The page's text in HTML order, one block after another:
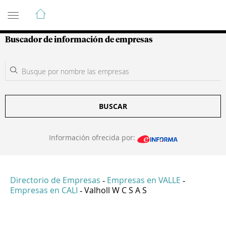
Guía de Empresas Colombianas
Buscador de información de empresas
BUSCAR
Información ofrecida por:
Directorio de Empresas - Empresas en VALLE -
Empresas en CALI - Valholl W C S A S